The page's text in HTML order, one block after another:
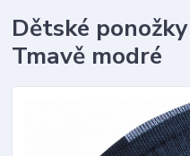
Dětské
Tmavě modré